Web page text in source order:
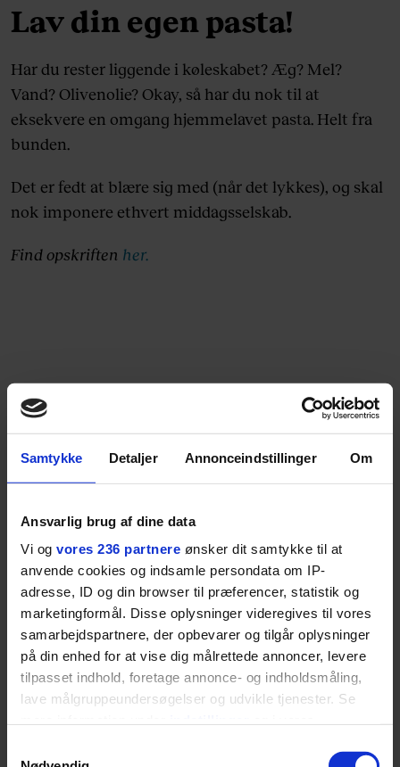
Samtykke Detaljer Annonceindstillinger Om
Ansvarlig brug af dine data
Vi og vores 236 partnere ønsker dit samtykke til at
anvende cookies og indsamle persondata om IP-
adresse, ID og din browser til præferencer, statistik og
marketingformål. Disse oplysninger videregives til vores
samarbejdspartnere, der opbevarer og tilgår oplysninger
på din enhed for at vise dig målrettede annoncer, levere
tilpasset indhold, foretage annonce- og indholdsmåling,
lave målgruppeundersøgelser og udvikle tjenester. Se
tilbage eller ændre indstillinger fra vores
Lav din egen pasta!
Har du rester liggende i køleskabet? Æg? Mel?
Vand? Olivenolie? Okay, så har du nok til at
eksekvere en omgang hjemmelavet pasta. Helt fra
bunden.
Det er fedt at blære sig med (når det lykkes), og skal
nok imponere ethvert middagsselskab.
Find opskriften her.
MEST LÆSTE